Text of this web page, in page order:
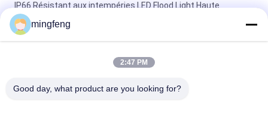
IP66 Résistant aux intempéries LED Flood Light Haute
puissance 400W-1800W Pour le chantier de construction Pont
Port Dock Signage
800W pour le parking de l'autoroute du port maritime
Catégories populaires
mingfeng
2:47 PM
Good day, what product are you looking for?